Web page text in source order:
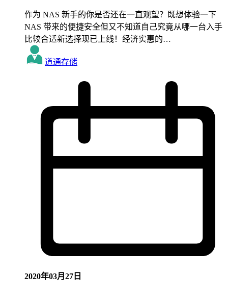
作为 NAS 新手的你是否还在一直观望？既想体验一下
NAS 带来的便捷安全但又不知道自己究竟从哪一台入手
比较合适新选择现已上线！经济实惠的…
道通存储
2020年03月27日